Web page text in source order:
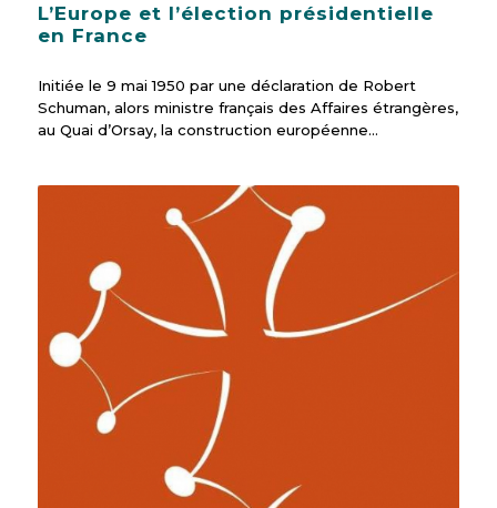
L’Europe et l’élection présidentielle
en France
Initiée le 9 mai 1950 par une déclaration de Robert
Schuman, alors ministre français des Affaires étrangères,
au Quai d’Orsay, la construction européenne…